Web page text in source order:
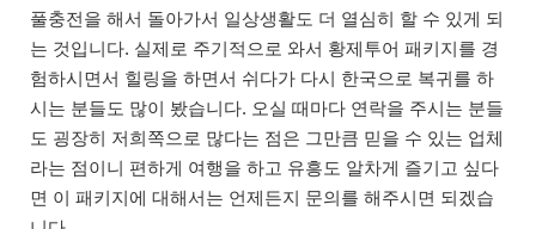
풀충전을 해서 돌아가서 일상생활도 더 열심히 할 수 있게 되
는 것입니다. 실제로 주기적으로 와서 황제투어 패키지를 경
험하시면서 힐링을 하면서 쉬다가 다시 한국으로 복귀를 하
시는 분들도 많이 봤습니다. 오실 때마다 연락을 주시는 분들
도 굉장히 저희쪽으로 많다는 점은 그만큼 믿을 수 있는 업체
라는 점이니 편하게 여행을 하고 유흥도 알차게 즐기고 싶다
면 이 패키지에 대해서는 언제든지 문의를 해주시면 되겠습